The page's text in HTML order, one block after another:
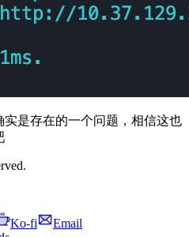
是存在的一个问题，相信这也
Ko-fi
Email